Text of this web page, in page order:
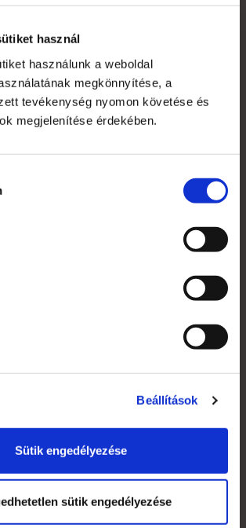
használ
használunk a weboldal
megkönnyítése, a
tevékenység nyomon követése és
megjelenítése érdekében.
Beállítások
Sütik engedélyezése
sütik engedélyezése
wobbler reklámeszköz
2007-ben kifejezetten beltéri
képesek vagyunk rövid határidővel,
kiszolgálni ügyfeleinket.